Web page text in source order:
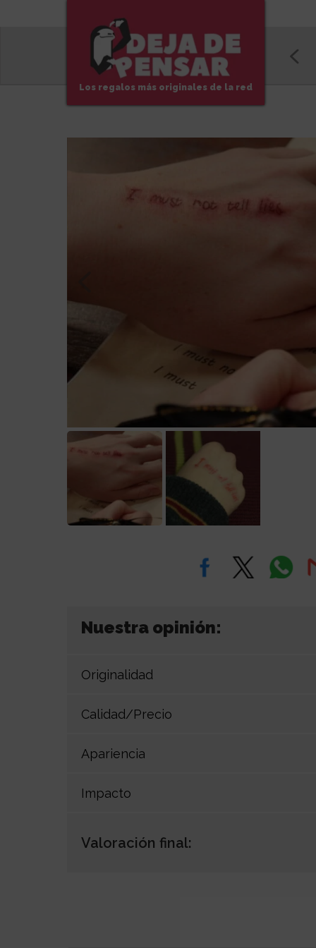
Los regalos más originales de la red
Nuestra opinión:
Originalidad
Calidad/Precio
Apariencia
Impacto
Valoración final: